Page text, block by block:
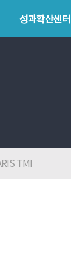
성과확산센터
TMI